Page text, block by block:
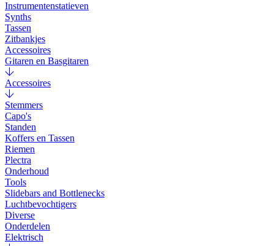
Instrumentenstatieven
Synths
Tassen
Zitbankjes
Accessoires
Gitaren en Basgitaren
Accessoires
Stemmers
Capo's
Standen
Koffers en Tassen
Riemen
Plectra
Onderhoud
Tools
Slidebars and Bottlenecks
Luchtbevochtigers
Diverse
Onderdelen
Elektrisch